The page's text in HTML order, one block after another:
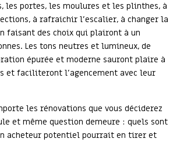
les portes, les moulures et les plinthes, à
à rafraichir l’escalier, à changer la
faisant des choix qui plairont à un
Les tons neutres et lumineux, de
épurée et moderne sauront plaire à
et faciliteront l’agencement avec leur
les rénovations que vous déciderez
et même question demeure : quels sont
acheteur potentiel pourrait en tirer et